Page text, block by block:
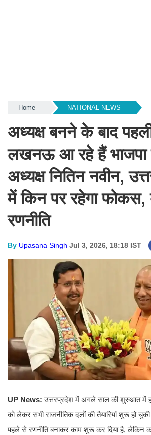
Home NATIONAL NEWS
अध्यक्ष बनने के बाद
लखनऊ आ रहे हैं भाजपा
अध्यक्ष नितिन नवीन,
में किन पर रहेगा फोकस,
रणनीति
By Upasana Singh Jul 3, 2026, 18:18 IST
UP News:उत्तरप्रदेश में अगले साल की शुरुआत में
को लेकर सभी राजनीतिक दलों की तैयारियां शुरू हो
पहले से रणनीति बनाकर काम शुरू कर दिया है, लेकिन